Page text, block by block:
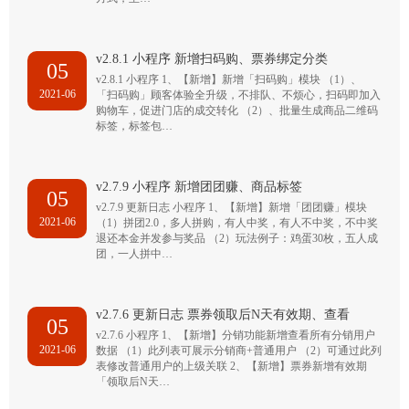
05
2021-06
v2.8.1 小程序 新增扫码购、票券绑定分类
v2.8.1 小程序 1、【新增】新增「扫码购」模块 （1）、
「扫码购」顾客体验全升级，不排队、不烦心，扫码即加入
购物车，促进门店的成交转化 （2）、批量生成商品二维码
标签，标签包…
05
2021-06
v2.7.9 小程序 新增团团赚、商品标签
v2.7.9 更新日志 小程序 1、【新增】新增「团团赚」模块
（1）拼团2.0，多人拼购，有人中奖，有人不中奖，不中奖
退还本金并发参与奖品 （2）玩法例子：鸡蛋30枚，五人成
团，一人拼中…
05
2021-06
v2.7.6 更新日志 票券领取后N天有效期、查看
v2.7.6 小程序 1、【新增】分销功能新增查看所有分销用户
数据 （1）此列表可展示分销商+普通用户 （2）可通过此列
表修改普通用户的上级关联 2、【新增】票券新增有效期
「领取后N天…